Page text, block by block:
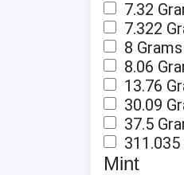
7.32
7.322
8 Grams
8.06
13.76
30.09
37.5
311.035
Mint